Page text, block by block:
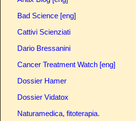
Bad Science [eng]
Cattivi Scienziati
Dario Bressanini
Cancer Treatment Watch [eng]
Dossier Hamer
Dossier Vidatox
Naturamedica, fitoterapia.